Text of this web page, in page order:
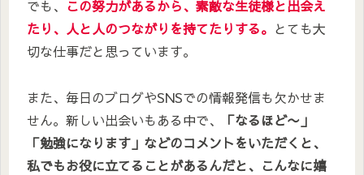
でも、 この努力があるから、素敵な生徒様と出会え
たり、人と人のつながりを持てたりする。 とても大
切な仕事だと思っています。
また、毎日のブログやSNSでの情報発信も欠かせま
せん。新しい出会いもある中で、
「なるほど〜」
「勉強になります」などのコメントをいただくと、
私でもお役に立てることがあるんだと、こんなに嬉